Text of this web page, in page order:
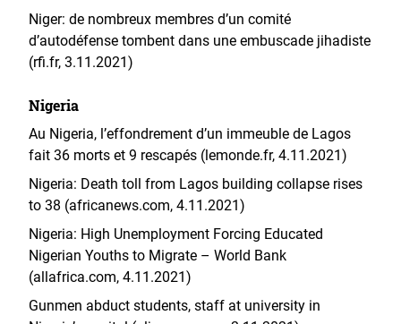
Niger: de nombreux membres d’un comité
d’autodéfense tombent dans une embuscade jihadiste
(rfi.fr, 3.11.2021)
Nigeria
Au Nigeria, l’effondrement d’un immeuble de Lagos
fait 36 morts et 9 rescapés (lemonde.fr, 4.11.2021)
Nigeria: Death toll from Lagos building collapse rises
to 38 (africanews.com, 4.11.2021)
Nigeria: High Unemployment Forcing Educated
Nigerian Youths to Migrate – World Bank
(allafrica.com, 4.11.2021)
Gunmen abduct students, staff at university in